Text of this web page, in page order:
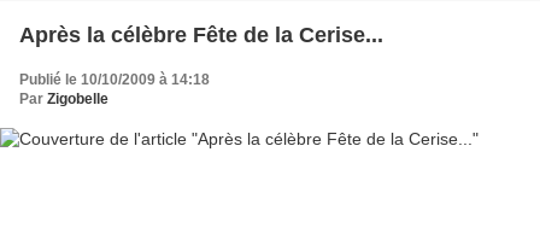
Après la célèbre Fête de la Cerise...
Publié le 10/10/2009 à 14:18
Par Zigobelle